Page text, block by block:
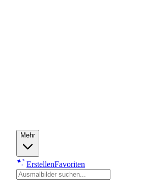
Mehr
ErstellenFavoriten